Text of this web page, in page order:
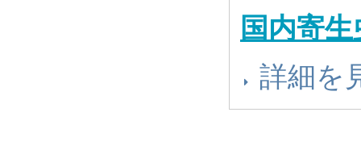
国内寄
詳細を